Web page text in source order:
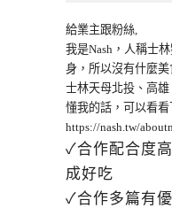
給業主跟粉絲,
我是Nash，人稱士
身，所以沒有什麼
士林天母北投、高
懂我的話，可以看
https://nash.tw/
✓合作配合度
成好吃
✓合作多篇有